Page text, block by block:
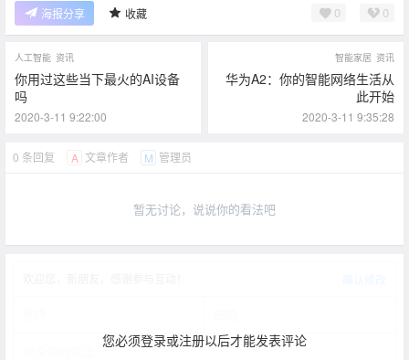
海报分享 收藏 0 0
人工智能 资讯
你用过这些当下最火的AI设备
吗
2020-3-11 9:22:00
智能家居 资讯
华为A2：你的智能网络生活从
此开始
2020-3-11 9:35:28
0 条回复 A 文章作者 M 管理员
暂无讨论，说说你的看法吧
您必须登录或注册以后才能发表评论